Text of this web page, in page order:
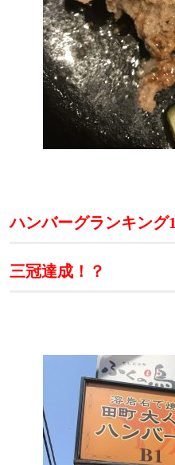
ハンバーグランキング1
三冠達成！？